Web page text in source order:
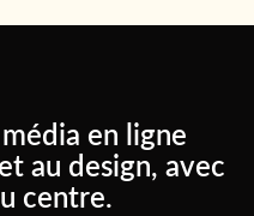
en ligne
au design, avec
centre.